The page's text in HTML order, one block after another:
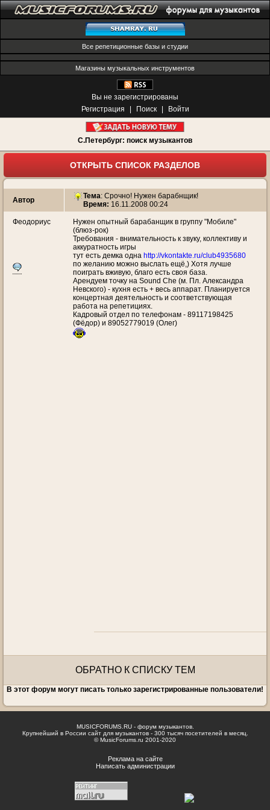
Все репетиционные базы и студии
Магазины музыкальных инструментов
Вы не зарегистрированы
Регистрация
Поиск Войти
С.Петербург: поиск музыкантов
ОТКРЫТЬ СПИСОК РАЗДЕЛОВ
Автор Тема: Срочно! Нужен барабнщик!
Время: 16.11.2008 00:24
Феодориус
Нужен опытный барабанщик в группу "Мобиле"
(блюз-рок)
Требования - внимательность к звуку, коллективу и
аккуратность игры
тут есть демка одна http://vkontakte.ru/club4935680
по желанию можно выслать ещё,) Хотя лучше
поиграть вживую, благо есть своя база.
Арендуем точку на Sound Che (м. Пл. Александра
Невского) - кухня есть + весь аппарат. Планируется
концертная деятельность и соответствующая
работа на репетициях.
Кадровый отдел по телефонам - 89117198425
(Фёдор) и 89052779019 (Олег)
ОБРАТНО К СПИСКУ ТЕМ
В этот форум могут писать только зарегистрированные пользователи!
MUSICFORUMS.RU - форум музыкантов.
Крупнейший в России сайт для музыкантов - 300 тысяч посетителей в месяц.
© MusicForums.ru 2001-2020
Реклама на сайте
Написать администрации